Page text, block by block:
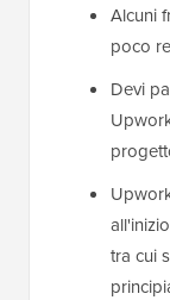
Alcuni
poco
Devi
tra cui